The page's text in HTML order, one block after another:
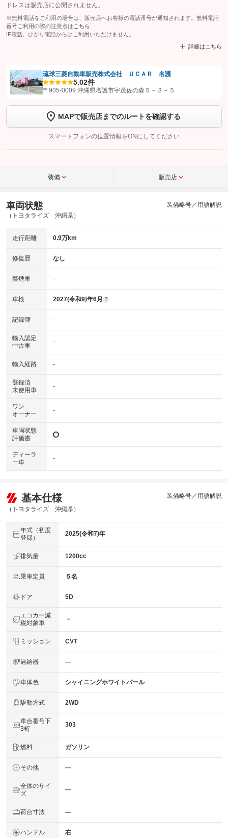
ドレスは販売店に公開されません。
※無料電話をご利用の場合は、販売店へお客様の電話番号が通知されます。無料電話
番号ご利用の際の注意点は こちら
IP電話、ひかり電話からはご利用いただけません。
詳細はこちら
【STEP1】認証画面でグーネットを友だち追加してから「許可する」ボタンを押
トーク画面で
ボタンをタップして問い合わせを
完了してください。
こちら
琉球三菱自動車販売株式会社 ＵＣＡＲ 名護
5.02件
〒905-0009 沖縄県名護市宇茂佐の森５－３－５
MAPで販売店までのルートを確認する
スマートフォンの位置情報をONにしてください
装備 販売店
車両状態
（トヨタライズ 沖縄県）
装備略号／用語解説
走行距離 0.9万km
修復歴 なし
禁煙車 -
車検 2027(令和9)年6月 ?
記録簿 -
輸入認定
中古車
-
輸入経路 -
登録済
未使用車
-
ワン
オーナー
-
車両状態
評価書
ディーラ
ー車
-
基本仕様
（トヨタライズ 沖縄県）
装備略号／用語解説
年式（初度
登録）
2025(令和7)年
排気量 1200cc
乗車定員 ５名
ドア 5D
エコカー減
税対象車
－
ミッション CVT
過給器 ―
車体色 シャイニングホワイトパール
駆動方式 2WD
車台番号下
3桁
303
燃料 ガソリン
その他 ―
全体のサイ
ズ
―
荷台寸法 ―
ハンドル 右